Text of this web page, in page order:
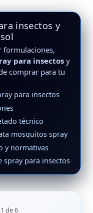
insectos y
formulaciones,
para insectos y
comprar para tu
para insectos
técnico
mosquitos spray
y normativas
spray para insectos
de 6